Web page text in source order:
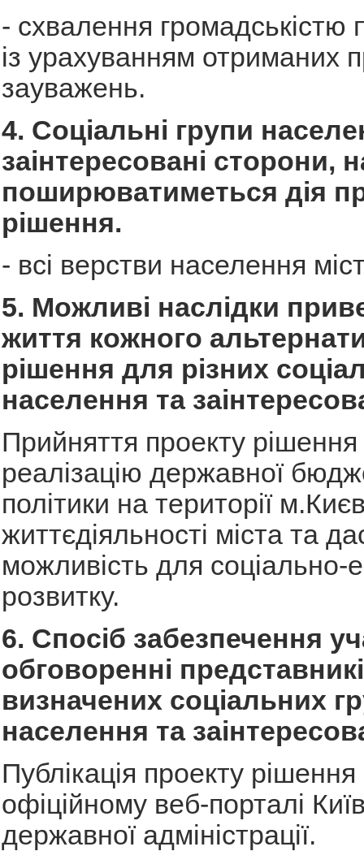
- схвалення громадськістю
із урахуванням отриманих
зауважень.
4. Соціальні групи
заінтересовані сторони,
поширюватиметься дія
рішення.
- всі верстви населення
5. Можливі наслідки
життя кожного
рішення для різних
населення та
Прийняття проекту
реалізацію державної
політики на території
життєдіяльності міста та
можливість для соціально-
розвитку.
6. Спосіб забезпечення
обговоренні
визначених соціальних
населення та
Публікація проекту
офіційному веб-порталі
державної адміністрації.